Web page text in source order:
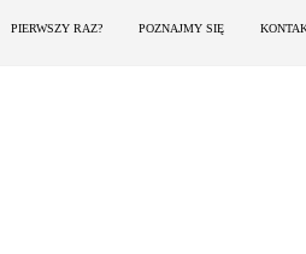
PIERWSZY RAZ? POZNAJMY SIĘ